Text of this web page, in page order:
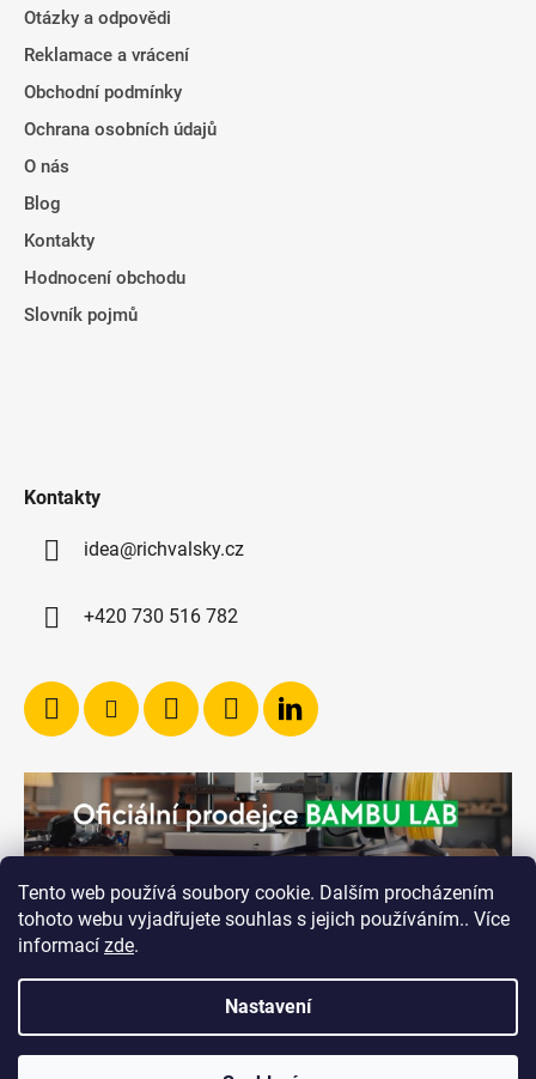
Tento web používá soubory cookie. Dalším procházením
tohoto webu vyjadřujete souhlas s jejich používáním.. Více
informací zde.
Nastavení
Otázky a odpovědi
Reklamace a vrácení
Obchodní podmínky
Ochrana osobních údajů
O nás
Blog
Kontakty
Hodnocení obchodu
Slovník pojmů
Kontakty
idea@richvalsky.cz
+420 730 516 782
Vytvořil Shoptet